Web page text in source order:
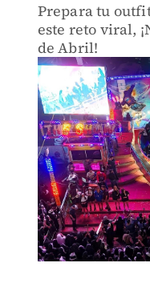
Prepara tu
este reto viral,
de Abril!